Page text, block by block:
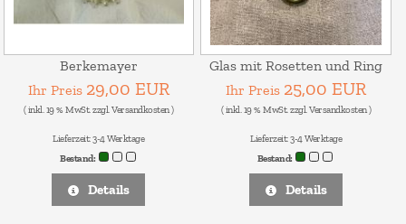
Berkemayer
Ihr Preis 29,00 EUR
( inkl. 19 % MwSt. zzgl.Versandkosten)
Lieferzeit:3-4 Werktage
Bestand:
Details
Glas mit Rosetten und Ring
Ihr Preis 25,00 EUR
( inkl. 19 % MwSt. zzgl.Versandkosten)
Lieferzeit:3-4 Werktage
Bestand:
Details